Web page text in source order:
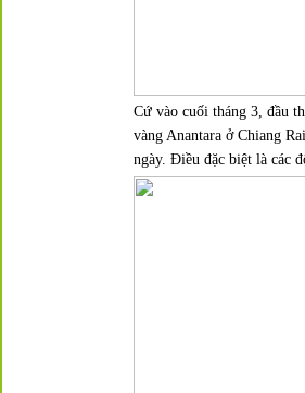
Cứ vào cuối tháng 3, đầu
vàng Anantara ở Chiang
ngày. Điều đặc biệt là các